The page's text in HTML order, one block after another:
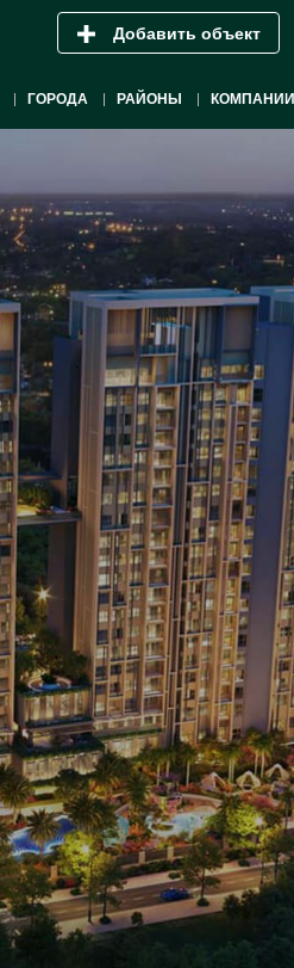
Добавить объект
ГОРОДА РАЙОНЫ КОМПАНИИ